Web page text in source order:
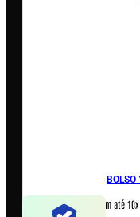
Em até